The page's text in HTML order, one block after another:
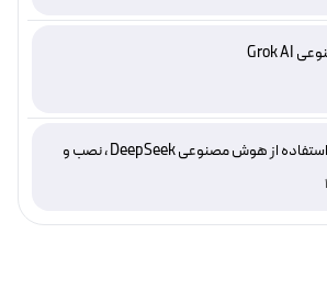
دیپ سیک چیست؟ استفاده از هوش مصنوعی DeepSeek ، نصب و